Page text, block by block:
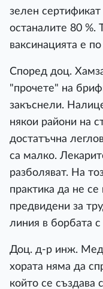
зелен
останалите 80 %.
ваксинацията е
Според доц.
"прочете" на
закъснели.
някои райони на
достатъчна
са малко.
разболяват. На
практика да не
предвидени за
линия в борбата с
Доц. д-р инж.
хората няма да
който се създава